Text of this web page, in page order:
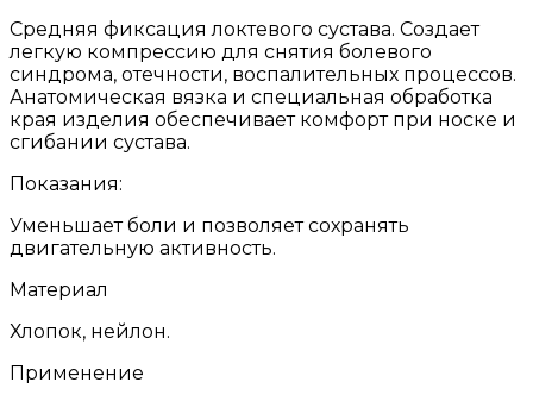
Средняя фиксация локтевого сустава. Создает
легкую компрессию для снятия болевого
синдрома, отечности, воспалительных процессов.
Анатомическая вязка и специальная обработка
края изделия обеспечивает комфорт при носке и
сгибании сустава.
Показания:
Уменьшает боли и позволяет сохранять
двигательную активность.
Материал
Хлопок, нейлон.
Применение